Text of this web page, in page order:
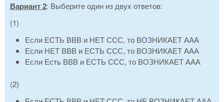
Вариант 2: Выберите один из двух ответов:
(1)
Если ЕСТЬ ВВВ и НЕТ ССС, то ВОЗНИКАЕТ ААА
Если НЕТ ВВВ и ЕСТЬ ССС, то ВОЗНИКАЕТ ААА
Если Есть ВВВ и ЕСТЬ ССС, то ВОЗНИКАЕТ ААА
(2)